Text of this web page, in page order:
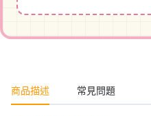
商品描述 常見問題